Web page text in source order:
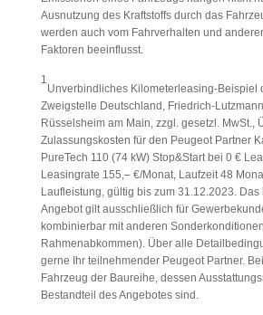
Ausnutzung des Kraftstoffs durch das
werden auch vom Fahrverhalten und
Faktoren beeinflusst.
1
Unverbindliches Kilometerleasing-Beispiel
Zweigstelle Deutschland, Friedrich-
Rüsselsheim am Main, zzgl. gesetzl. MwSt.,
Zulassungskosten für den Peugeot Partner
PureTech 110 (74 kW) Stop&Start bei 0 €
Leasingrate 155,– €/Monat, Laufzeit 48
Laufleistung, gültig bis zum 31.12.2023. Das
Angebot gilt ausschließlich für
kombinierbar mit anderen
Rahmenabkommen). Über alle
gerne Ihr teilnehmender Peugeot Partner.
Fahrzeug der Baureihe, dessen
Bestandteil des Angebotes sind.